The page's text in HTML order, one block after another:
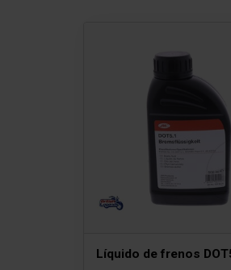
Líquido de frenos